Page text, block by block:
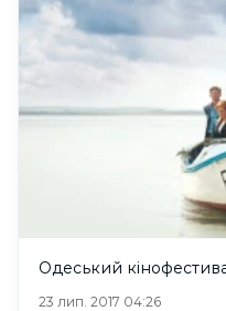
Одеський
23 лип. 2017 04:26